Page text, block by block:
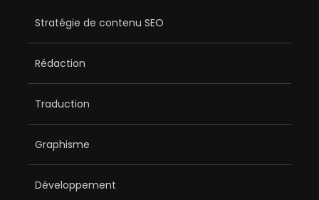
Stratégie de contenu SEO
Rédaction
Traduction
Graphisme
Développement